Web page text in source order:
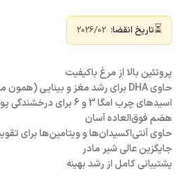
⏳تاریخ انقضا:
پروتئین بالا از مرغ باکیفیت
حاوی DHA برای رشد مغز و بینایی (همون ماده ای که توی شیر مادره)
اسیدهای چرب امگا 3 و 6 برای درخشندگی پوست و مو
هضم فوق‌العاده آسان
حاوی آنتی‌اکسیدان‌ها و ویتامین‌ها برای
جایگزین عالی شیر مادر
پشتیبانی کامل از رشد بهینه